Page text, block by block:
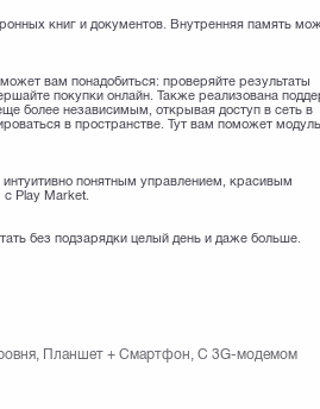
книг и документов. Внутренняя память
вам понадобиться: проверяйте результаты
покупки онлайн. Также реализована
более независимым, открывая доступ в сеть в
в пространстве. Тут вам поможет
понятным управлением, красивым
Play Market.
без подзарядки целый день и даже больше.
Планшет + Смартфон, С 3G-модемом